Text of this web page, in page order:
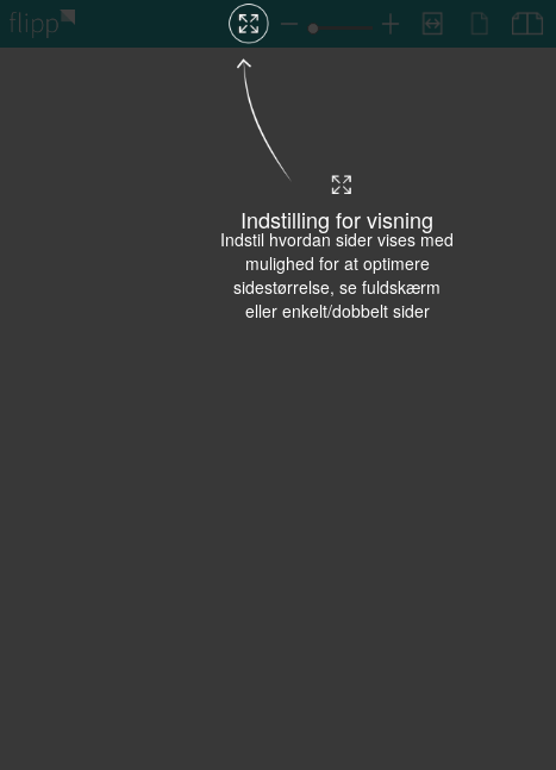
Indstilling for visning
Indstil hvordan sider vises med
mulighed for at optimere
sidestørrelse, se fuldskærm
eller enkelt/dobbelt sider